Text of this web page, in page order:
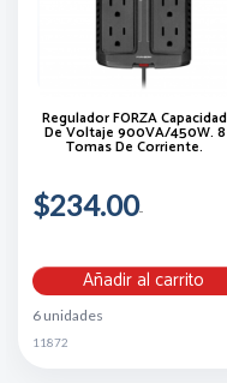
Regulador FORZA Capacidad
De Voltaje 900VA/450W. 8
Tomas De Corriente.
$234.00
Añadir al carrito
6 unidades
11872